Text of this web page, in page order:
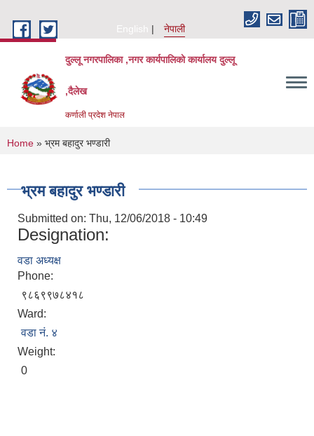
English
नेपाली
दुल्लू नगरपालिका ,नगर कार्यपालिकाे कार्यालय दुल्लू
,दैलेख
कर्णाली प्रदेश नेपाल
You are here
Home » भ्रम बहादुर भण्डारी
भ्रम बहादुर भण्डारी
Submitted on: Thu, 12/06/2018 - 10:49
Designation:
वडा अध्यक्ष
Phone:
९८६९९७८४१८
Ward:
वडा नं. ४
Weight:
0